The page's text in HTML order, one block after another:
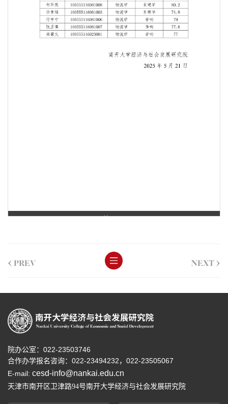
第 1 页
< PREV NEXT >
院办公室：022-23503746
合作办学报名咨询： 022-23494232， 022-23505067
E-mail: cesd-info@nankai.edu.cn
天津市南开区卫津路94号南开大学经济与社会发展研究院